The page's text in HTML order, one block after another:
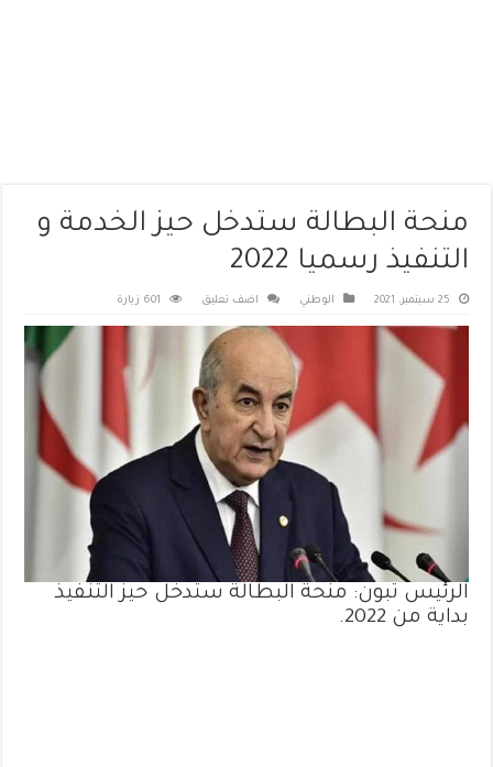
منحة البطالة ستدخل حيز الخدمة و
التنفيذ رسميا 2022
25 سبتمبر، 2021 الوطني اضف تعليق 601 زيارة
الرئيس تبون: منحة البطالة ستدخل حيز التنفيذ
بداية من 2022.